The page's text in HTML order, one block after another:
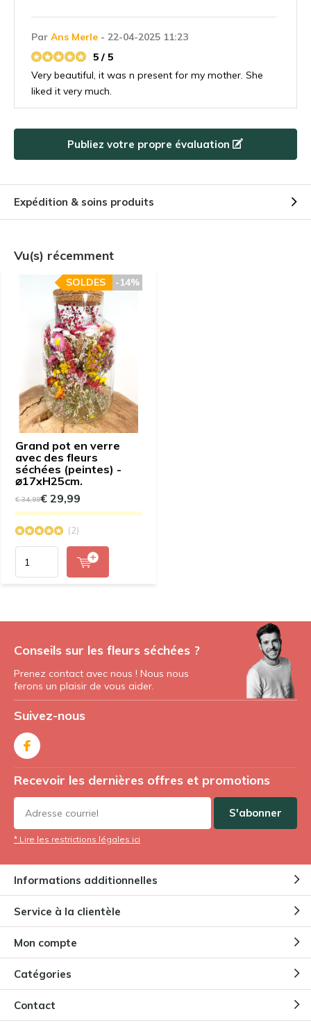
Par Ans Merle - 22-04-2025 11:23
5 / 5
Very beautiful, it was n present for my mother. She
liked it very much.
Publiez votre propre évaluation
Expédition & soins produits
Vu(s) récemment
Grand pot en verre
avec des fleurs
séchées (peintes) -
⌀17xH25cm.
-14%
SOLDES
€ 34,99€ 29,99
(2)
Conseils sur les fleurs séchées ?
Prenez contact avec nous ! Nous nous
ferons un plaisir de vous aider.
Suivez-nous
Recevoir les dernières offres et promotions
S'abonner
* Lire les restrictions légales ici
Informations additionnelles
Service à la clientèle
Mon compte
Catégories
Contact
S'abonner